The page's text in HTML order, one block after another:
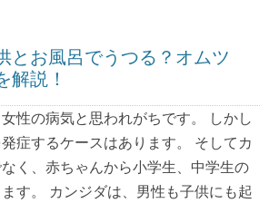
とお風呂でうつる？オムツ
解説！
性の病気と思われがちです。 しかし
症するケースはあります。 そしてカ
く、赤ちゃんから小学生、中学生の
す。 カンジダは、男性も子供にも起